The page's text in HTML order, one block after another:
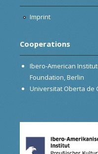
Imprint
Cooperations
Ibero-American
Foundation, Berlin
Universitat Oberta de